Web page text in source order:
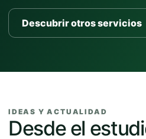
Descubrir otros servicios
IDEAS Y ACTUALIDAD
Desde el